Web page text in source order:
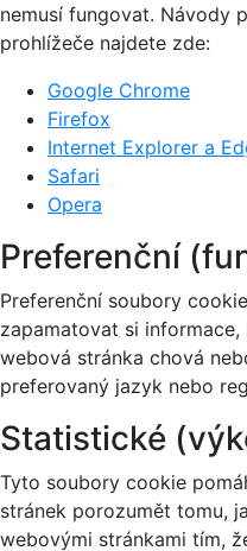
nemusí fungovat. Návody
prohlížeče najdete zde:
Google Chrome
Firefox
Internet Explorer a
Safari
Opera
Preferenční
Preferenční soubory
zapamatovat si
webová stránka chová
preferovaný jazyk nebo
Statistické
Tyto soubory cookie
stránek porozumět tomu,
webovými stránkami tím,